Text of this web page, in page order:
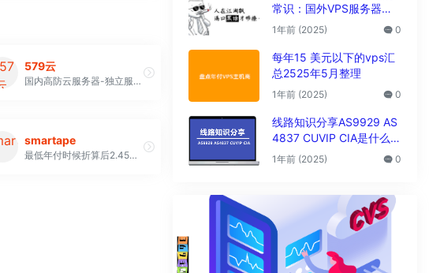
579云
国内高防云服务器-独立服务器-游戏高防服务器-物理服务器-海外免备案服务器-站群服务器
smartape
最低年付时候折算后2.45美金/月
常识：国外VPS服务器圈
子黑话大全
1年前 (2025) 0
每年15 美元以下的vps汇
总2525年5月整理
1年前 (2025) 0
线路知识分享AS9929 AS
4837 CUVIP CIA是什么线
路?
1年前 (2025) 0